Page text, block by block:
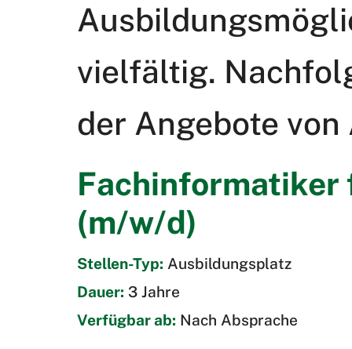
vielfältig.
der Angebote von
(m/w/d)
Stellen-Typ: Ausbildungsplatz
Dauer: 3 Jahre
Verfügbar ab: Nach Absprache